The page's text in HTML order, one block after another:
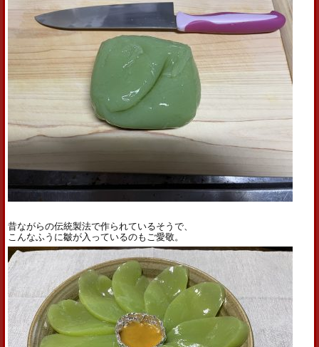
昔ながらの伝統製法で作られているそうで、
こんなふうに皺が入っているのもご愛敬。